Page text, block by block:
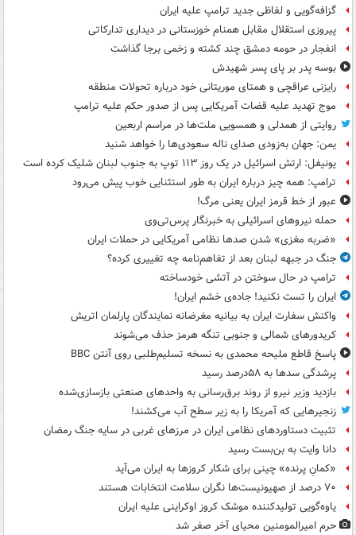
گزافه‌گویی و لفاظی جدید ترامپ علیه ایران
پیروزی استقلال مقابل همنام خوزستانی در دیداری تدارکاتی
انفجار در حومه دمشق چند کشته و زخمی برجا گذاشت
بوسه‌ پدر بر پای پسر شهیدش
رایزنی عراقچی و همتای موریتانی خود درباره تحولات منطقه
موج تهدید علیه قضات آمریکایی پس از صدور حکم علیه ترامپ
روایتی از همدلی و همسویی ملت‌ها در مراسم اربعین
یمن: جهان به‌زودی صدای ناله سعودی‌ها را خواهد شنید
یونیفل: ارتش اسرائیل در یک روز ۱۱۳ توپ به جنوب لبنان شلیک کرده است
ترامپ: همه چیز درباره ایران به طور استثنایی خوب پیش می‌رود
عبور از خط قرمز ایران یعنی مرگ!
حمله نیروهای اسرائیلی به خبرنگار پرس‌تی‌وی
«ضربه مغزی» شدن صدها نظامی آمریکایی در حملات ایران
جنگ در جبهه لبنان بعد از تفاهم‌نامه چه تغییری کرده؟
ترامپ در حال سوختن در آتشی خودساخته
ایران را تست نکنید! جاده‌ی خشم ایران!
واکنش سفارت ایران به بیانیه مغرضانه نمایندگان پارلمان اتریش
کریدورهای شمالی و جنوبی تنگه هرمز حذف می‌شوند
پاسخ قاطع ملیحه محمدی به نسخه تسلیم‌طلبی روی آنتن BBC
پرشدگی سدها به ۵۸درصد رسید
بازدید وزیر نیرو از روند برق‌رسانی به واحدهای صنعتی بازسازی‌شده
زنجیرهایی که آمریکا را به زیر سطح آب می‌کشند!
تثبیت دستاوردهای نظامی ایران در مرزهای غربی در سایه جنگ رمضان
دانا وایت به بن‌بست رسید
«کمانِ پرنده» چینی برای شکار کروزها به ایران می‌آید
۷۰ درصد از صهیونیست‌ها نگران سلامت انتخابات هستند
یاوه‌گویی تولیدکننده موشک کروز اوکراینی علیه ایران
حرم امیرالمومنین محیای آخر صفر شد